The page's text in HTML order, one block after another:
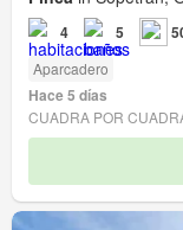
4 5
Aparcadero
Hace 5 días
CUADRA POR